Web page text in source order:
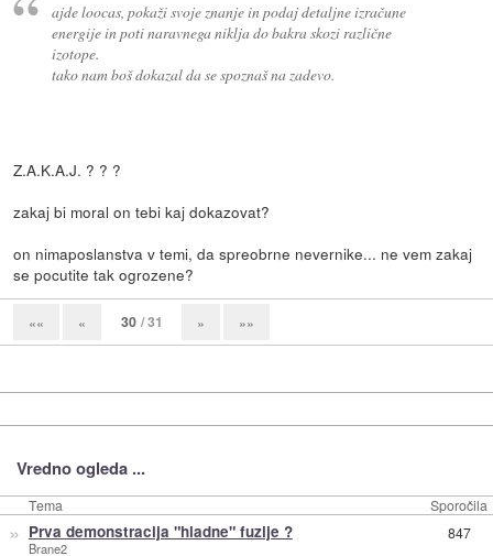
ajde loocas, pokaži svoje znanje in podaj detaljne izračune
energije in poti naravnega niklja do bakra skozi različne
izotope.
tako nam boš dokazal da se spoznaš na zadevo.
Z.A.K.A.J. ? ? ?
zakaj bi moral on tebi kaj dokazovat?
on nimaposlanstva v temi, da spreobrne nevernike... ne vem zakaj
se pocutite tak ogrozene?
«« « 30 / 31 » »»
Vredno ogleda ...
Tema Sporočila
» Prva demonstracija "hladne" fuzije ?
Brane2
847